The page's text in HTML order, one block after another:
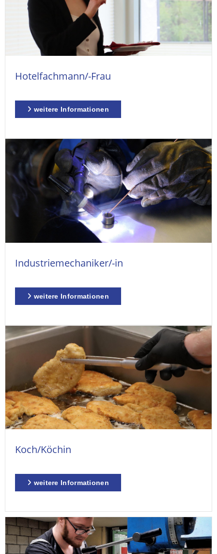
Hotelfachmann/-Frau
weitere Informationen
Industriemechaniker/-in
weitere Informationen
Koch/Köchin
weitere Informationen